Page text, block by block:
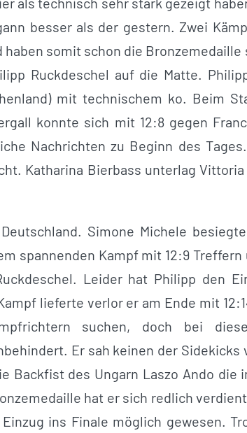
besser als der gestern. Zwei
somit schon die
Ruckdeschel auf die Matte.
mit technischem ko. Beim
konnte sich mit 12:8 gegen
Nachrichten zu Beginn des
Katharina Bierbass unterlag
Simone Michele
spannenden Kampf mit 12:9
Leider hat Philipp den
lieferte verlor er am Ende mit
suchen, doch bei
Er sah keinen der Sidekicks
Backfist des Ungarn Laszo Ando die
hat er sich redlich
ins Finale möglich gewesen.